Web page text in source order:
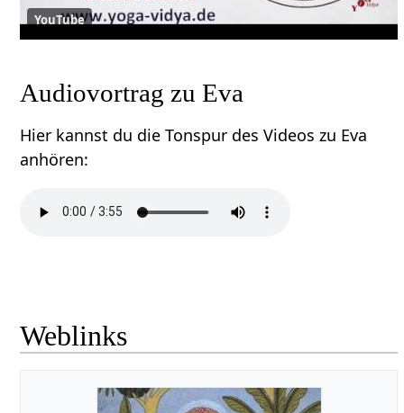
YouTube
Audiovortrag zu Eva
Hier kannst du die Tonspur des Videos zu Eva
anhören:
Weblinks